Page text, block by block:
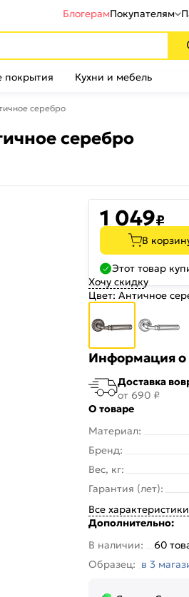
БлогерамПокупателям
покрытия Кухни и мебель
серебро
серебро
1 049₽
В
Этот товар
Хочу скидку
Цвет: Античное
Информация о
Доставка
от 690 ₽
О товаре
Материал:
Бренд:
Вес, кг:
Гарантия (лет):
Все характеристики
Дополнительно:
В наличии:
60
Образец: в 3